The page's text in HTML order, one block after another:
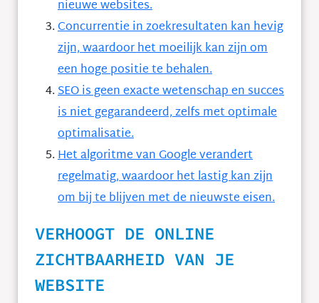
nieuwe websites.
Concurrentie in zoekresultaten kan hevig
zijn, waardoor het moeilijk kan zijn om
een hoge positie te behalen.
SEO is geen exacte wetenschap en succes
is niet gegarandeerd, zelfs met optimale
optimalisatie.
Het algoritme van Google verandert
regelmatig, waardoor het lastig kan zijn
om bij te blijven met de nieuwste eisen.
VERHOOGT DE ONLINE
ZICHTBAARHEID VAN JE
WEBSITE